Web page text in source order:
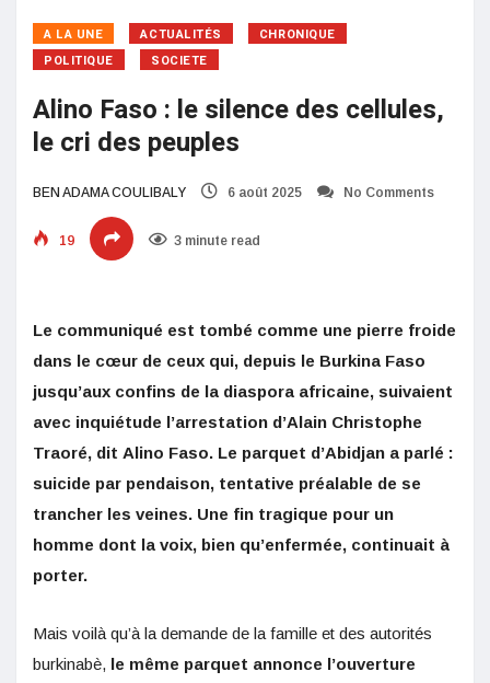
A LA UNE ACTUALITÉS
CHRONIQUE
POLITIQUE
SOCIETE
Alino Faso : le silence des cellules,
le cri des peuples
BEN ADAMA COULIBALY 6 août 2025 No Comments
19 3 minute read
Le communiqué est tombé comme une pierre froide
dans le cœur de ceux qui, depuis le Burkina Faso
jusqu’aux confins de la diaspora africaine, suivaient
avec inquiétude l’arrestation d’Alain Christophe
Traoré, dit Alino Faso. Le parquet d’Abidjan a parlé :
suicide par pendaison, tentative préalable de se
trancher les veines. Une fin tragique pour un
homme dont la voix, bien qu’enfermée, continuait à
porter.
Mais voilà qu’à la demande de la famille et des autorités
burkinabè, le même parquet annonce l’ouverture